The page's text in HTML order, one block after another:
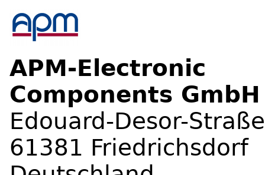
APM-Electronic
Components GmbH
Edouard-Desor-
61381 Friedrichsdorf